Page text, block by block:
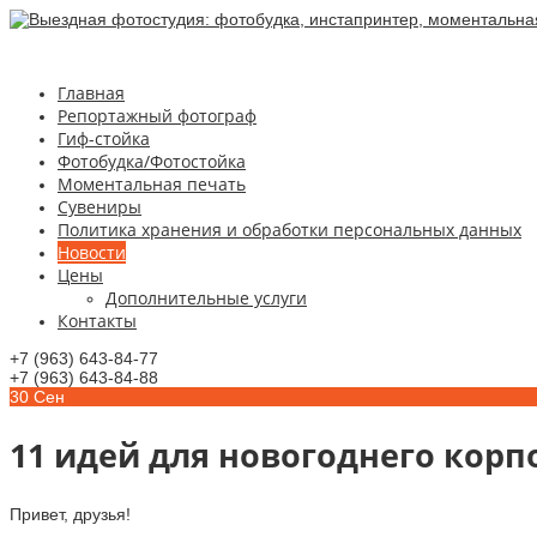
Главная
Репортажный фотограф
Гиф-стойка
Фотобудка/Фотостойка
Моментальная печать
Сувениры
Политика хранения и обработки персональных данных
Новости
Цены
Дополнительные услуги
Контакты
+7 (963) 643-84-77
+7 (963) 643-84-88
30 Сен
11 идей для новогоднего
Привет, друзья!